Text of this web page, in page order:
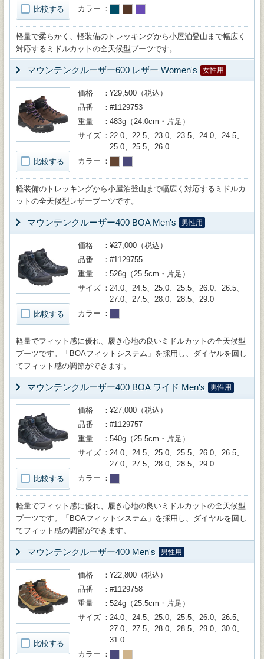
比較する
カラー
軽量で柔らかく、軽装備のトレッキングから小屋泊登山まで幅広く
対応するミドルカットの全天候型ブーツです。
マウンテンクルーザー600 レザー Women's 女性用
比較する
価格
¥29,500（税込）
品番
#1129753
重量
483g（24.0cm・片足）
サイズ
22.0、22.5、23.0、23.5、24.0、24.5、
25.0、25.5、26.0
カラー
軽装備のトレッキングから小屋泊登山まで幅広く対応するミドルカ
ットの全天候型レザーブーツです。
マウンテンクルーザー400 BOA Men's 男性用
比較する
価格
¥27,000（税込）
品番
#1129755
重量
526g（25.5cm・片足）
サイズ
24.0、24.5、25.0、25.5、26.0、26.5、
27.0、27.5、28.0、28.5、29.0
カラー
軽量でフィット感に優れ、履き心地の良いミドルカットの全天候型
ブーツです。「BOAフィットシステム」を採用し、ダイヤルを回し
てフィット感の調節ができます。
マウンテンクルーザー400 BOA ワイド Men's 男性用
比較する
価格
¥27,000（税込）
品番
#1129757
重量
540g（25.5cm・片足）
サイズ
24.0、24.5、25.0、25.5、26.0、26.5、
27.0、27.5、28.0、28.5、29.0
カラー
軽量でフィット感に優れ、履き心地の良いミドルカットの全天候型
ブーツです。「BOAフィットシステム」を採用し、ダイヤルを回し
てフィット感の調節ができます。
マウンテンクルーザー400 Men's 男性用
比較する
価格
¥22,800（税込）
品番
#1129758
重量
524g（25.5cm・片足）
サイズ
24.0、24.5、25.0、25.5、26.0、26.5、
27.0、27.5、28.0、28.5、29.0、30.0、
31.0
カラー